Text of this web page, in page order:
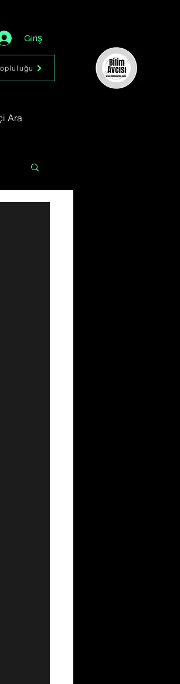
Giriş
Ara